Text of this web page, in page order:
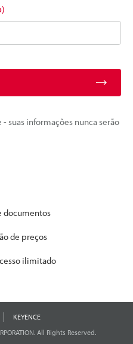
suas informações nunca serão
documentos
de preços
ilimitado
KEYENCE
All Rights Reserved.